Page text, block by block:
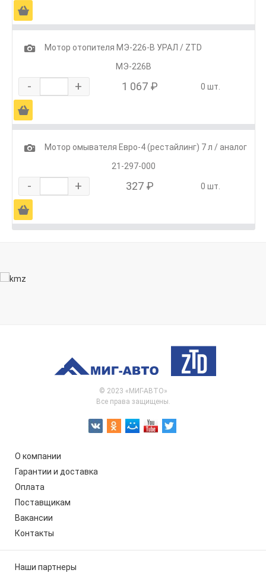
Ä
1
Мотор отопителя МЭ-226-В УРАЛ / ZTD
МЭ-226В
- + 1 067 ₽ 0 шт.
Ä
1
Мотор омывателя Евро-4 (рестайлинг) 7 л / аналог
21-297-000
- + 327 ₽ 0 шт.
Ä
© 2023 «МИГ-АВТО»
Все права защищены.
О компании
Гарантии и доставка
Оплата
Поставщикам
Вакансии
Контакты
Наши партнеры